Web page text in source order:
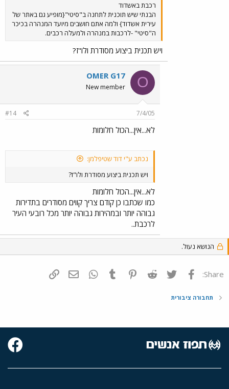
רכבת באשדוד
הבנתי שיש תוכנית לתחנה ב"סיטי"{מופיע גם באתר של
עירית אשדוד} ולמה אתם חושבים מיועד המנהרה בכיכר
ה"סיטי" -לרכבות במנהרה ולמעלה רכבים.
ויש תכנית ביצוע מסודרת ולו"ז?
O
OMER G17
New member
7/4/05
#14
לא...אין...הכול חלומות
נכתב ע"י דוד שטיפלמן:
ויש תכנית ביצוע מסודרת ולו"ז?
לא...אין...הכול חלומות
כמו שכתבו כן קודם צריך קווים מסודרים בתדירות
גבוהה יותר ובמהירות גבוהה יותר מכל רובעי העיר
לרכבת..
הנושא נעול.
Share: פייסבוק Twitter
Reddit
Pinterest
Tumblr
WhatsAppדואר אלקטרוני
תחבורה ציבורית